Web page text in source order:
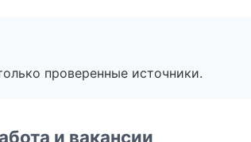
проверенные источники.
и вакансии